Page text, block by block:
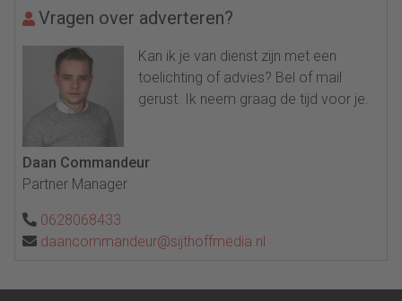
Vragen over adverteren?
Kan ik je van dienst zijn met een
toelichting of advies? Bel of mail
gerust. Ik neem graag de tijd voor je.
Daan Commandeur
Partner Manager
0628068433
daancommandeur@sijthoffmedia.nl